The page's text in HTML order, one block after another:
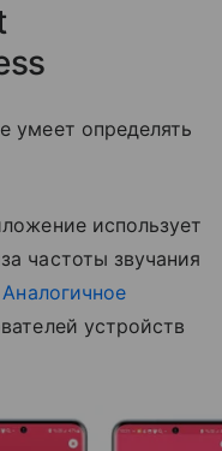
умеет определять
использует
частоты звучания
Аналогичное
устройств